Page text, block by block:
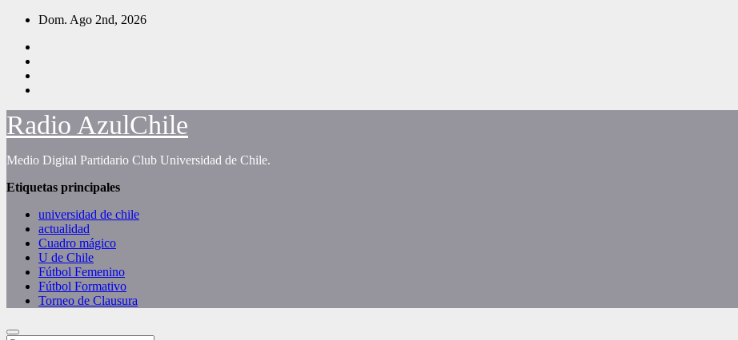
Saltar
contenido
Dom. Ago 2nd, 2026
Radio AzulChile
Medio Digital Partidario Club Universidad de Chile.
Etiquetas principales
universidad de chile
actualidad
Cuadro mágico
U de Chile
Fútbol Femenino
Fútbol Formativo
Torneo de Clausura